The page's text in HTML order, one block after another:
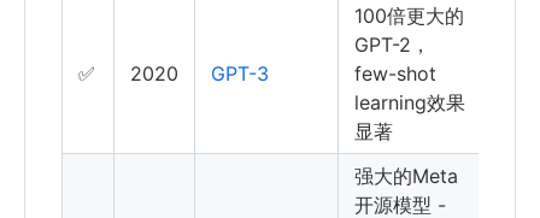
✅ 2020 GPT-3
100倍更大的
GPT-2，
few-shot
learning效果
显著
强大的Meta
开源模型 -